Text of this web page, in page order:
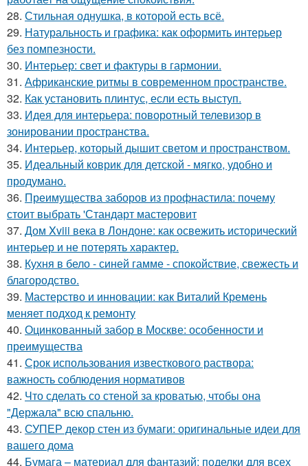
28. Стильная однушка, в которой есть всё.
29. Натуральность и графика: как оформить интерьер
без помпезности.
30. Интерьер: свет и фактуры в гармонии.
31. Африканские ритмы в современном пространстве.
32. Как установить плинтус, если есть выступ.
33. Идея для интерьера: поворотный телевизор в
зонировании пространства.
34. Интерьер, который дышит светом и пространством.
35. Идеальный коврик для детской - мягко, удобно и
продумано.
36. Преимущества заборов из профнастила: почему
стоит выбрать 'Стандарт мастеровит
37. Дом Xviii века в Лондоне: как освежить исторический
интерьер и не потерять характер.
38. Кухня в бело - синей гамме - спокойствие, свежесть и
благородство.
39. Мастерство и инновации: как Виталий Кремень
меняет подход к ремонту
40. Оцинкованный забор в Москве: особенности и
преимущества
41. Срок использования известкового раствора:
важность соблюдения нормативов
42. Что сделать со стеной за кроватью, чтобы она
"Держала" всю спальню.
43. СУПЕР декор стен из бумаги: оригинальные идеи для
вашего дома
44. Бумага – материал для фантазий: поделки для всех